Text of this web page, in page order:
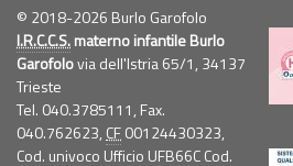
© 2018-2026 Burlo Garofolo
I.R.C.C.S.materno infantile Burlo
Garofolovia dell'Istria 65/1, 34137
Trieste
Tel. 040.3785111, Fax.
040.762623, CF00124430323,
Cod. univoco Ufficio UFB66C Cod.